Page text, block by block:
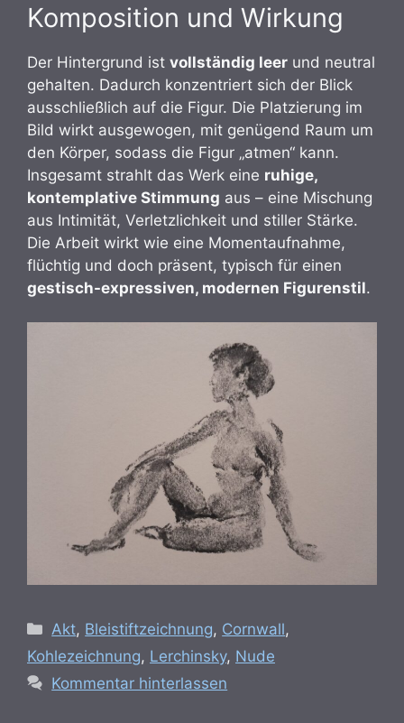
Komposition und Wirkung
Der Hintergrund ist vollständig leer und neutral
gehalten. Dadurch konzentriert sich der Blick
ausschließlich auf die Figur. Die Platzierung im
Bild wirkt ausgewogen, mit genügend Raum um
den Körper, sodass die Figur „atmen“ kann.
Insgesamt strahlt das Werk eine ruhige,
kontemplative Stimmung aus – eine Mischung
aus Intimität, Verletzlichkeit und stiller Stärke.
Die Arbeit wirkt wie eine Momentaufnahme,
flüchtig und doch präsent, typisch für einen
gestisch-expressiven, modernen Figurenstil.
Kategorien
Akt, Bleistiftzeichnung, Cornwall,
Kohlezeichnung, Lerchinsky, Nude
Kommentar hinterlassen